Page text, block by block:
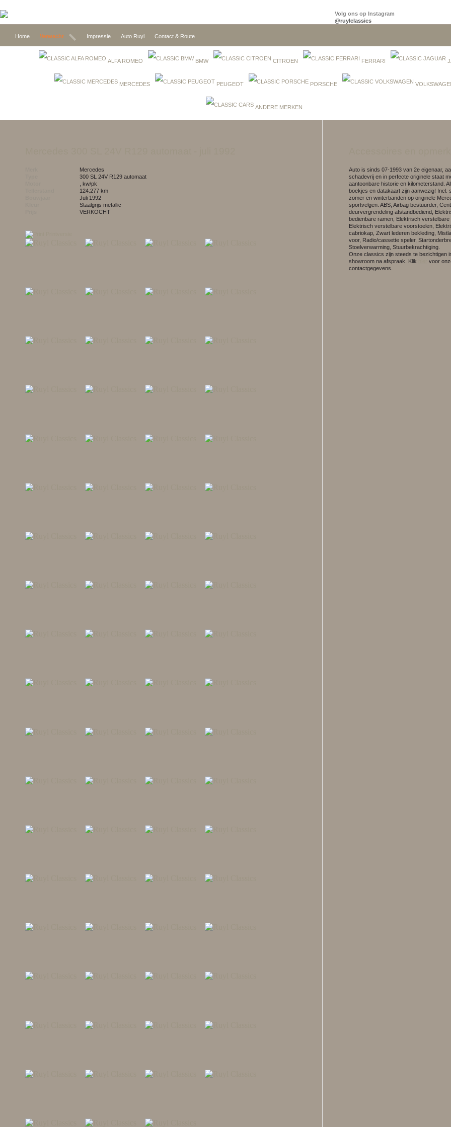
Volg ons op Instagram
@ruylclassics
Home Verwacht Impressie Auto Ruyl Contact & Route
ALFA ROMEO BMW CITROEN FERRARI
MERCEDES PEUGEOT PORSCHE
ANDERE MERKEN
Mercedes
300 SL 24V R129 automaat
, kw/pk
124.277 km
juli 1992
staalgrijs metallic
VERKOCHT
Auto is sinds 07-1993 van 2e eigenaar,
schadevrij en in perfecte originele staat
aantoonbare historie en kilometerstand.
boekjes en datakaart zijn aanwezig! Incl.
zomer en winterbanden op originele
sportvelgen. ABS, Airbag bestuurder,
deurvergrendeling afstandbediend,
bedienbare ramen, Elektrisch verstelbare
Elektrisch verstelbare voorstoelen,
cabriokap, Zwart lederen bekleding,
voor, Radio/cassette speler,
Stoelverwarming, Stuurbekrachtiging.
Onze classics zijn steeds te bezichtigen
showroom na afspraak. Klik
voor
contactgegevens.